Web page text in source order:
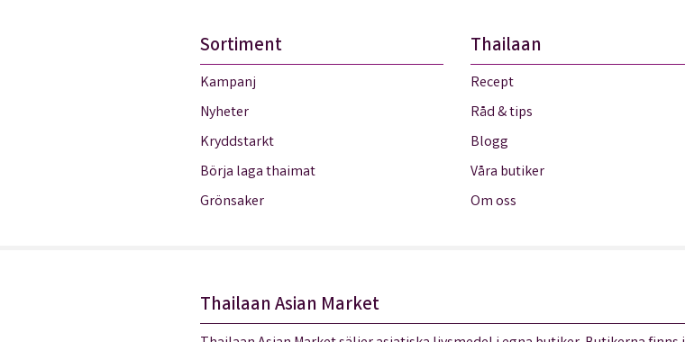
Sortiment
Kampanj
Nyheter
Kryddstarkt
Börja laga thaimat
Grönsaker
Thailaan
Recept
Råd & tips
Blogg
Våra butiker
Om oss
Thailaan Asian Market